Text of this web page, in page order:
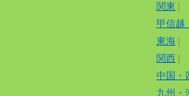
関東
甲信越
東海
関西
中国・
九州・